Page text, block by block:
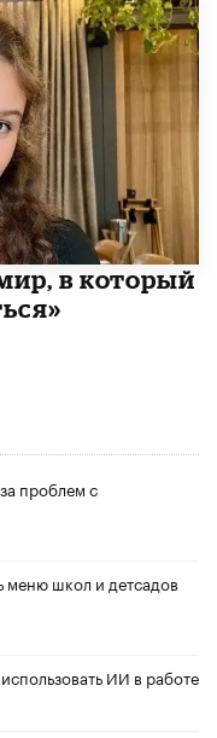
в который
проблем с
меню школ и детсадов
ИИ в работе